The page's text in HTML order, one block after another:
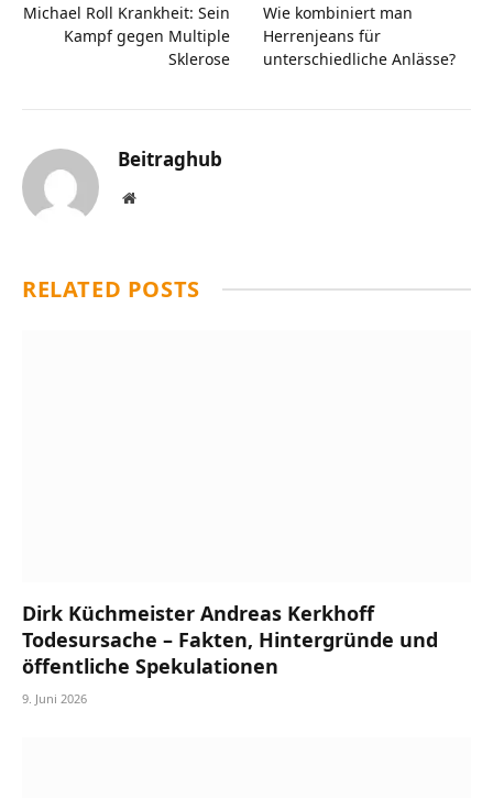
Michael Roll Krankheit: Sein
Kampf gegen Multiple
Sklerose
Wie kombiniert man
Herrenjeans für
unterschiedliche Anlässe?
Beitraghub
Website
RELATED POSTS
Dirk Küchmeister Andreas Kerkhoff
Todesursache – Fakten, Hintergründe und
öffentliche Spekulationen
9. Juni 2026